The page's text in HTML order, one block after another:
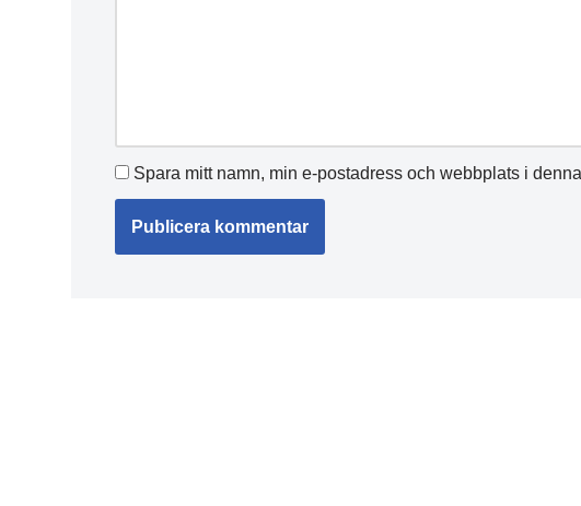
Spara mitt namn, min e-postadress och webbplats i